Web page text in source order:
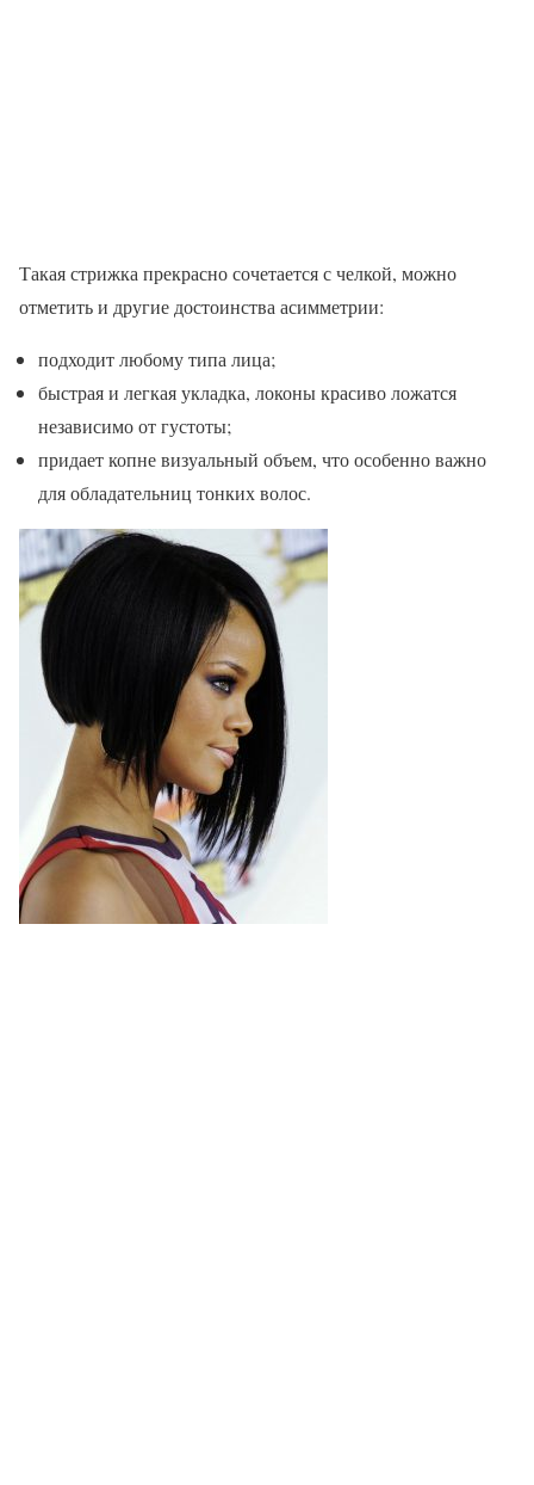
Такая стрижка прекрасно сочетается с челкой, можно
отметить и другие достоинства асимметрии:
подходит любому типа лица;
быстрая и легкая укладка, локоны красиво ложатся
независимо от густоты;
придает копне визуальный объем, что особенно важно
для обладательниц тонких волос.